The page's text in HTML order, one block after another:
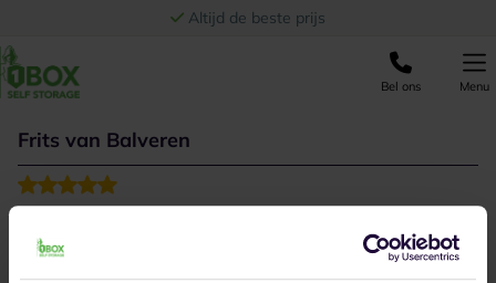
Altijd de beste prijs
Bel ons Menu
Frits van Balveren